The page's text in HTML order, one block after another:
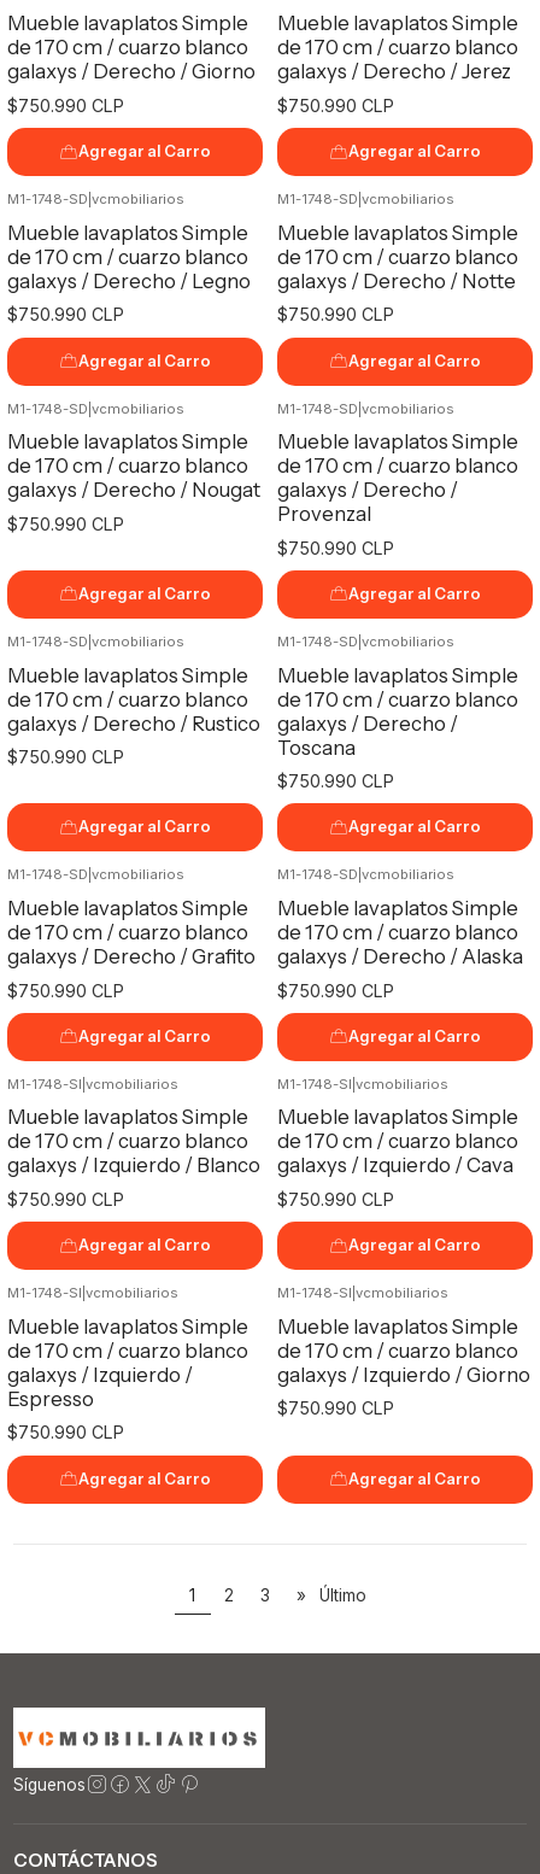
Mueble lavaplatos Simple
de 170 cm / cuarzo blanco
galaxys / Derecho / Giorno
$750.990 CLP
Agregar al Carro
Mueble lavaplatos Simple
de 170 cm / cuarzo blanco
galaxys / Derecho / Jerez
$750.990 CLP
Agregar al Carro
M1-1748-SD vcmobiliarios
Mueble lavaplatos Simple
de 170 cm / cuarzo blanco
galaxys / Derecho / Legno
$750.990 CLP
Agregar al Carro
M1-1748-SD vcmobiliarios
Mueble lavaplatos Simple
de 170 cm / cuarzo blanco
galaxys / Derecho / Notte
$750.990 CLP
Agregar al Carro
M1-1748-SD vcmobiliarios
Mueble lavaplatos Simple
de 170 cm / cuarzo blanco
galaxys / Derecho / Nougat
$750.990 CLP
Agregar al Carro
M1-1748-SD vcmobiliarios
Mueble lavaplatos Simple
de 170 cm / cuarzo blanco
galaxys / Derecho /
Provenzal
$750.990 CLP
Agregar al Carro
M1-1748-SD vcmobiliarios
Mueble lavaplatos Simple
de 170 cm / cuarzo blanco
galaxys / Derecho / Rustico
$750.990 CLP
Agregar al Carro
M1-1748-SD vcmobiliarios
Mueble lavaplatos Simple
de 170 cm / cuarzo blanco
galaxys / Derecho /
Toscana
$750.990 CLP
Agregar al Carro
M1-1748-SD vcmobiliarios
Mueble lavaplatos Simple
de 170 cm / cuarzo blanco
galaxys / Derecho / Grafito
$750.990 CLP
Agregar al Carro
M1-1748-SD vcmobiliarios
Mueble lavaplatos Simple
de 170 cm / cuarzo blanco
galaxys / Derecho / Alaska
$750.990 CLP
Agregar al Carro
M1-1748-SI vcmobiliarios
Mueble lavaplatos Simple
de 170 cm / cuarzo blanco
galaxys / Izquierdo / Blanco
$750.990 CLP
Agregar al Carro
M1-1748-SI vcmobiliarios
Mueble lavaplatos Simple
de 170 cm / cuarzo blanco
galaxys / Izquierdo / Cava
$750.990 CLP
Agregar al Carro
M1-1748-SI vcmobiliarios
Mueble lavaplatos Simple
de 170 cm / cuarzo blanco
galaxys / Izquierdo /
Espresso
$750.990 CLP
Agregar al Carro
M1-1748-SI vcmobiliarios
Mueble lavaplatos Simple
de 170 cm / cuarzo blanco
galaxys / Izquierdo / Giorno
$750.990 CLP
Agregar al Carro
1 2 3 » Último
Síguenos
CONTÁCTANOS